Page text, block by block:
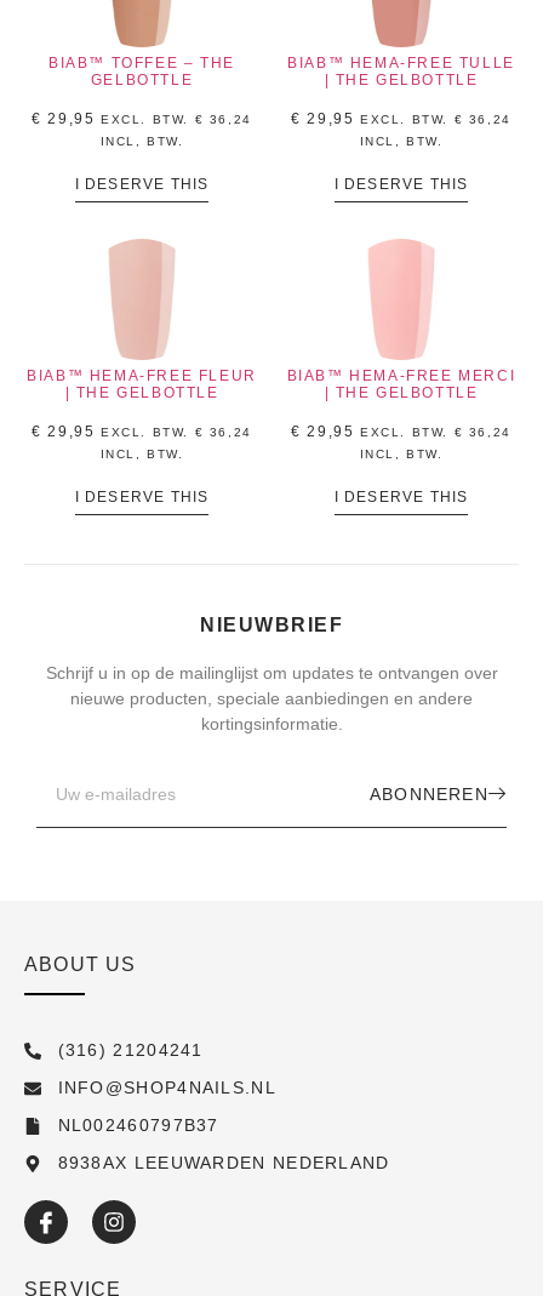
BIAB™ TOFFEE – THE
GELBOTTLE
€ 29,95 EXCL. BTW. € 36,24
INCL, BTW.
I DESERVE THIS
BIAB™ HEMA-FREE TULLE
| THE GELBOTTLE
€ 29,95 EXCL. BTW. € 36,24
INCL, BTW.
I DESERVE THIS
BIAB™ HEMA-FREE FLEUR
| THE GELBOTTLE
€ 29,95 EXCL. BTW. € 36,24
INCL, BTW.
I DESERVE THIS
BIAB™ HEMA-FREE MERCI
| THE GELBOTTLE
€ 29,95 EXCL. BTW. € 36,24
INCL, BTW.
I DESERVE THIS
NIEUWBRIEF
Schrijf u in op de mailinglijst om updates te ontvangen over
nieuwe producten, speciale aanbiedingen en andere
kortingsinformatie.
ABONNEREN
ABOUT US
(316) 21204241
INFO@SHOP4NAILS.NL
NL002460797B37
8938AX LEEUWARDEN NEDERLAND
SERVICE